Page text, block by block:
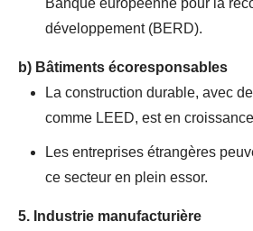
Banque européenne pour la
développement (BERD).
b) Bâtiments écoresponsables
La construction durable, avec
comme LEED, est en
Les entreprises étrangères
ce secteur en plein essor.
5. Industrie manufacturière